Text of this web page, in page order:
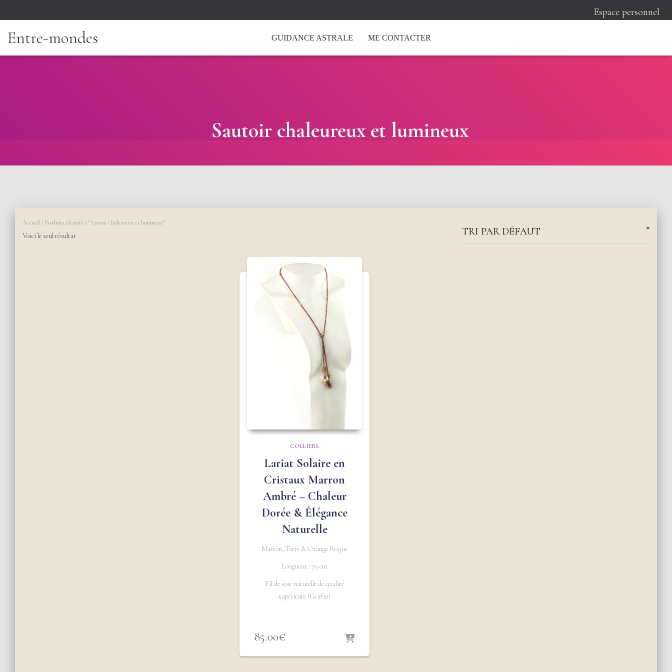
Espace personnel
Entre-mondes GUIDANCE ASTRALE ME CONTACTER
Sautoir chaleureux et lumineux
Accueil / Produits identifiés “Sautoir chaleureux et lumineux”
Voici le seul résultat
COLLIERS
Lariat Solaire en
Cristaux Marron
Ambré – Chaleur
Dorée & Élégance
Naturelle
Marron, Terre & Orange Brique
Longueur : 79 cm
Fil de soie naturelle de qualité
supérieure (Griffin)
85.00€